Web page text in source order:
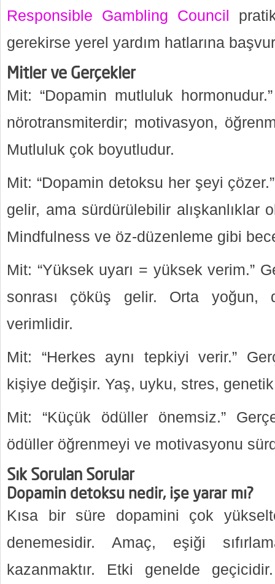
Responsible Gambling Council
gerekirse yerel yardım hatlarına
Mitler ve Gerçekler
Mit: “Dopamin mutluluk
nörotransmiterdir; motivasyon,
Mutluluk çok boyutludur.
Mit: “Dopamin detoksu her şeyi
gelir, ama sürdürülebilir alışkanlıklar
Mindfulness ve öz-düzenleme gibi
Mit: “Yüksek uyarı = yüksek verim.”
sonrası çöküş gelir. Orta yoğun,
verimlidir.
Mit: “Herkes aynı tepkiyi verir.”
kişiye değişir. Yaş, uyku, stres,
Mit: “Küçük ödüller önemsiz.”
ödüller öğrenmeyi ve motivasyonu
Sık Sorulan Sorular
Dopamin detoksu nedir, işe yarar mı?
Kısa bir süre dopamini çok
denemesidir. Amaç, eşiği
kazanmaktır. Etki genelde